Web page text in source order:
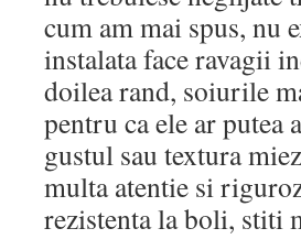
cum am mai spus, nu
instalata face ravagii
doilea rand, soiurile
pentru ca ele ar putea
gustul sau textura
multa atentie si
rezistenta la boli, stiti